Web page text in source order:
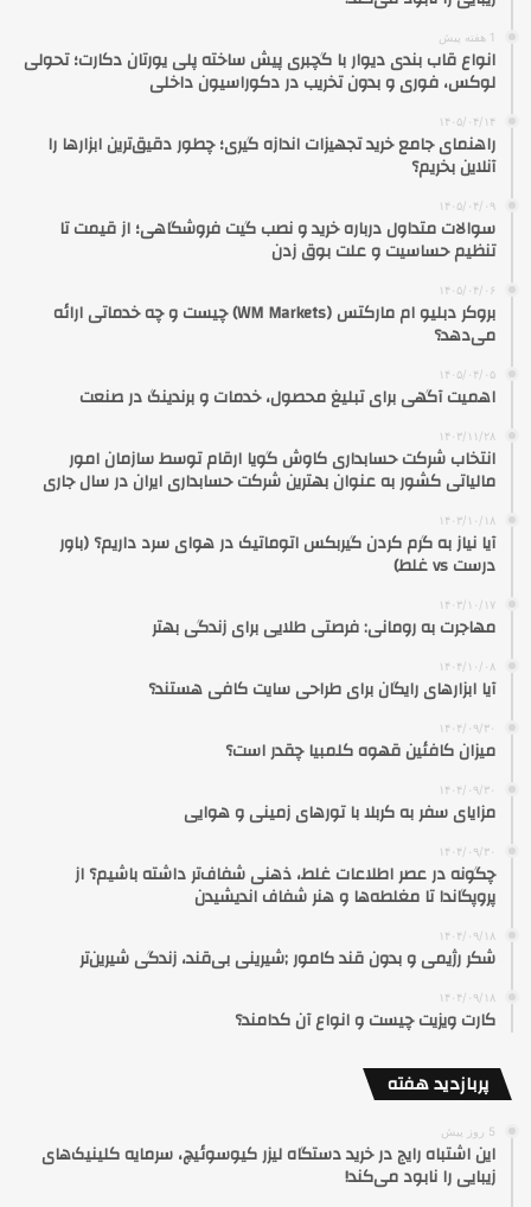
1 هفته پیش
انواع قاب بندی دیوار با گچبری پیش ساخته پلی یورتان دکارت؛ تحولی
لوکس، فوری و بدون تخریب در دکوراسیون داخلی
۱۴۰۵/۰۴/۱۴
راهنمای جامع خرید تجهیزات اندازه گیری؛ چطور دقیق‌ترین ابزارها را
آنلاین بخریم؟
۱۴۰۵/۰۴/۰۹
سوالات متداول درباره خرید و نصب گیت فروشگاهی؛ از قیمت تا
تنظیم حساسیت و علت بوق زدن
۱۴۰۵/۰۴/۰۶
بروکر دبلیو ام مارکتس (WM Markets) چیست و چه خدماتی ارائه
می‌دهد؟
۱۴۰۵/۰۴/۰۵
اهمیت آگهی برای تبلیغ محصول، خدمات و برندینگ در صنعت
۱۴۰۳/۱۱/۲۸
انتخاب شرکت حسابداری کاوش گویا ارقام توسط سازمان امور
مالیاتی کشور به عنوان بهترین شرکت حسابداری ایران در سال جاری
۱۴۰۳/۱۰/۱۸
آیا نیاز به گرم کردن گیربکس اتوماتیک در هوای سرد داریم؟ (باور
درست vs غلط)
۱۴۰۳/۱۰/۱۷
مهاجرت به رومانی: فرصتی طلایی برای زندگی بهتر
۱۴۰۴/۱۰/۰۸
آیا ابزارهای رایگان برای طراحی سایت کافی هستند؟
۱۴۰۴/۰۹/۳۰
میزان کافئین قهوه کلمبیا چقدر است؟
۱۴۰۴/۰۹/۳۰
مزایای سفر به کربلا با تورهای زمینی و هوایی
۱۴۰۴/۰۹/۳۰
چگونه در عصر اطلاعات غلط، ذهنی شفاف‌تر داشته باشیم؟ از
پروپگاندا تا مغلطه‌ها و هنر شفاف اندیشیدن
۱۴۰۴/۰۹/۱۸
شکر رژیمی و بدون قند کامور ;شیرینی بی‌قند، زندگی شیرین‌تر
۱۴۰۴/۰۹/۱۸
کارت ویزیت چیست و انواع آن کدامند؟
پربازدید هفته
5 روز پیش
این اشتباه رایج در خرید دستگاه لیزر کیوسوئیچ، سرمایه کلینیک‌های
زیبایی را نابود می‌کند!